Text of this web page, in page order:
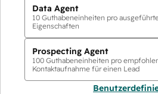
Data Agent
10 Guthabeneinheiten pro
Eigenschaften
Prospecting Agent
100 Guthabeneinheiten pro
Kontaktaufnahme für einen Lead